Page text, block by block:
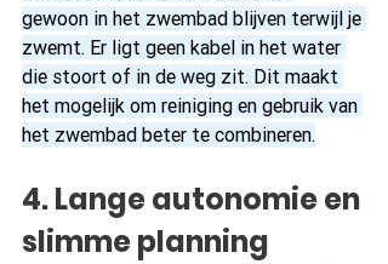
gewoon in het zwembad blijven terwijl je
zwemt. Er ligt geen kabel in het water
die stoort of in de weg zit. Dit maakt
het mogelijk om reiniging en gebruik van
het zwembad beter te combineren.
4. Lange autonomie en
slimme planning